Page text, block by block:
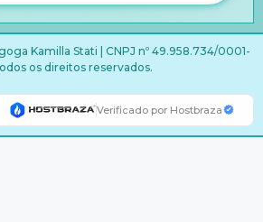
Kamilla Stati | CNPJ nº 49.958.734/0001-
os direitos reservados.